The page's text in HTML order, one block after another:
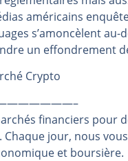
cette semaine | par
– Chrono CAC
cette semaine ? |
américains
s’amoncèlent au-
un effondrement
Crypto
financiers pour
jour, nous
et boursière.